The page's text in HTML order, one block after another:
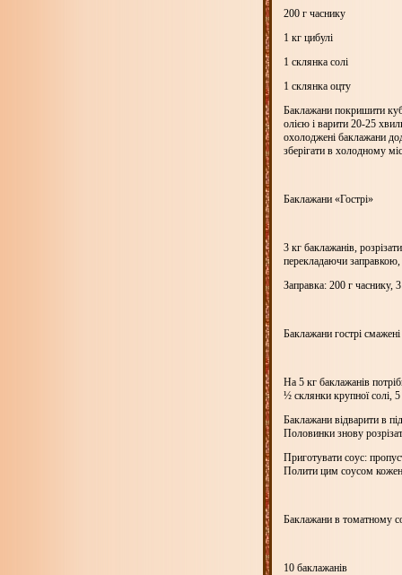
200 г часнику
1 кг цибулі
1 склянка солі
1 склянка оцту
Баклажани покришити
олією і варити 20-25
охолоджені баклажани
зберігати в холодному
Баклажани «Гострі»
3 кг баклажанів,
перекладаючи
Заправка: 200 г часнику,
Баклажани гострі смажені
На 5 кг баклажанів
½ склянки крупної солі,
Баклажани відварити в
Половинки знову
Приготувати соус:
Полити цим соусом
Баклажани в томатному
10 баклажанів